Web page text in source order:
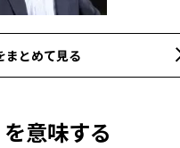
まとめて見る
意味する